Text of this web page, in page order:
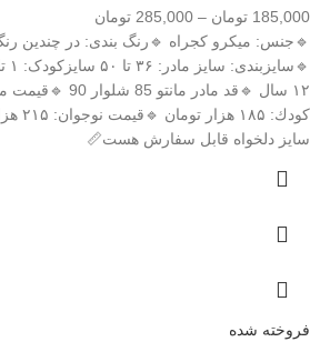
185,000 تومان –
285,000 تومان
🔹️جنس: ميكرو كجراه 🔹️رنگ بندی: در چندین
كودك:
سایز دلخواه قابل سفارش هست📏
فروخته شده